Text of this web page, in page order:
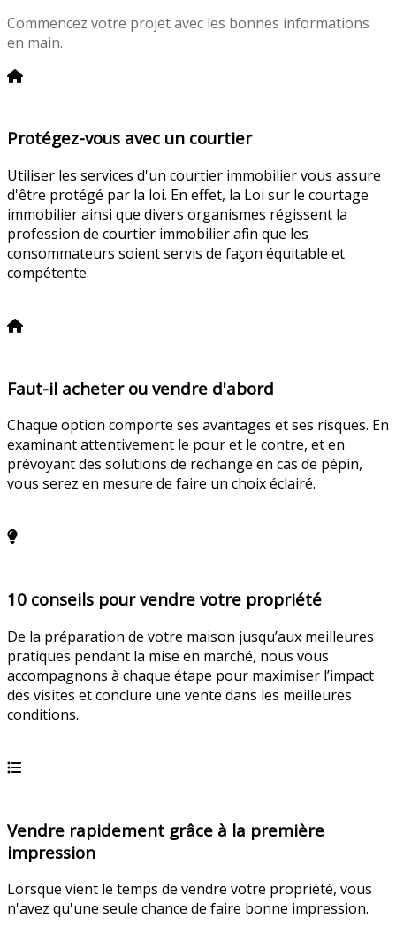
Commencez votre projet avec les bonnes informations
en main.
Protégez-vous avec un courtier
Utiliser les services d'un courtier immobilier vous assure
d'être protégé par la loi. En effet, la Loi sur le courtage
immobilier ainsi que divers organismes régissent la
profession de courtier immobilier afin que les
consommateurs soient servis de façon équitable et
compétente.
Faut-il acheter ou vendre d'abord
Chaque option comporte ses avantages et ses risques. En
examinant attentivement le pour et le contre, et en
prévoyant des solutions de rechange en cas de pépin,
vous serez en mesure de faire un choix éclairé.
10 conseils pour vendre votre propriété
De la préparation de votre maison jusqu’aux meilleures
pratiques pendant la mise en marché, nous vous
accompagnons à chaque étape pour maximiser l’impact
des visites et conclure une vente dans les meilleures
conditions.
Vendre rapidement grâce à la première
impression
Lorsque vient le temps de vendre votre propriété, vous
n'avez qu'une seule chance de faire bonne impression.